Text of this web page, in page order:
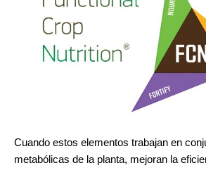
Cuando estos elementos trabajan en
metabólicas de la planta, mejoran la